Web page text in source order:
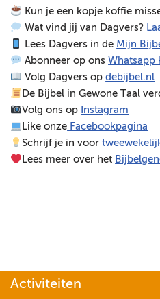
s
p
e
l
e
r
Kun je een kopje koffie
Wat vind jij van Dagvers?
Lees Dagvers in de Mijn
Abonneer op onsWhatsapp
Volg Dagvers opdebijbel.nl
De Bijbel in Gewone Taal
Volg ons op Instagram
Like onze Facebookpagina
Schrijf je in voor
Lees meer over het
Activiteiten